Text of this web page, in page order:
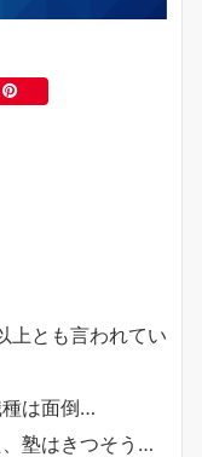
上とも言われてい
種は面倒…
塾はきつそう…